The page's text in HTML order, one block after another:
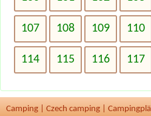
107 108 109 110
114 115 116 117
Camping Czech camping